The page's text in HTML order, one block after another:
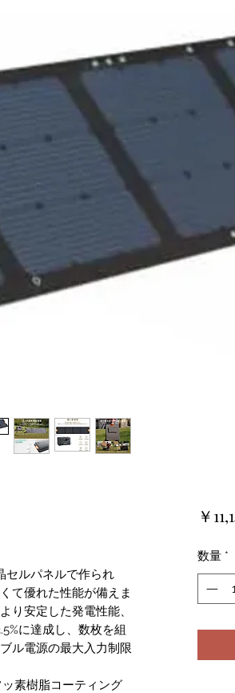
セルパネルで作られ
て優れた性能が備えま
り安定した発電性能、
に達成し、数枚を組
ル電源の最大入力制限
素樹脂コーティング
￥
数量 *